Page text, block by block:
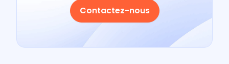
Contactez-nous